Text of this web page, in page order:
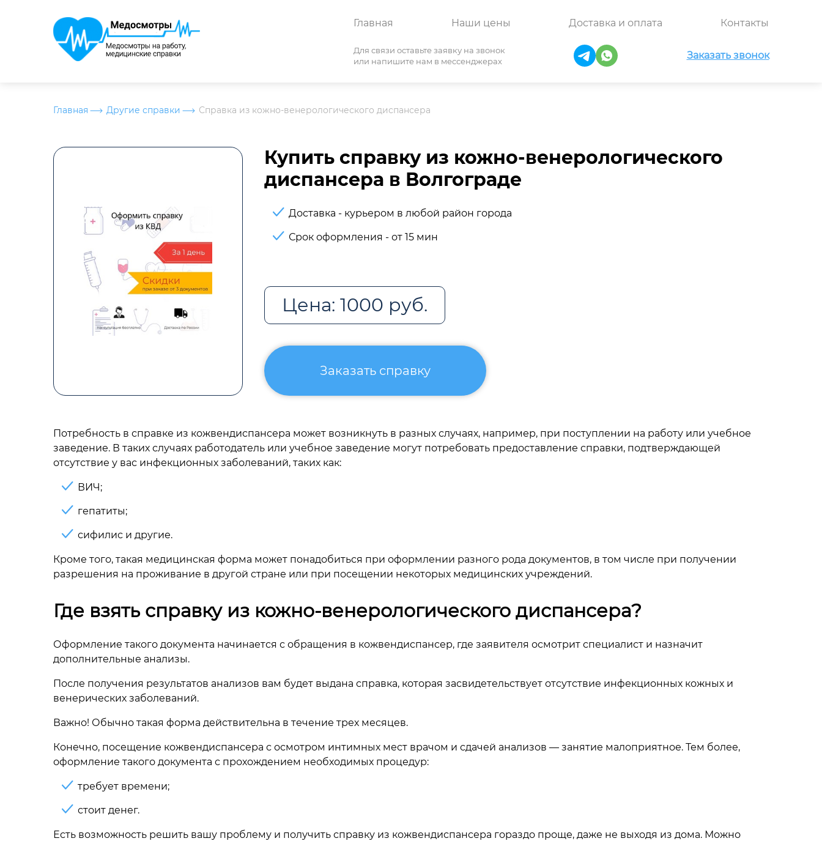
Главная Наши цены Доставка и оплата Контакты
Для связи оставьте заявку на звонок
или напишите нам в мессенджерах
Заказать звонок
Главная Другие справки Справка из кожно-венерологического диспансера
Купить справку из кожно-венерологического
диспансера в Волгограде
Доставка - курьером в любой район города
Срок оформления - от 15 мин
Цена: 1000 руб.
Заказать справку
Потребность в справке из кожвендиспансера может возникнуть в разных случаях, например, при поступлении на работу или учебное
заведение. В таких случаях работодатель или учебное заведение могут потребовать предоставление справки, подтверждающей
отсутствие у вас инфекционных заболеваний, таких как:
ВИЧ;
гепатиты;
сифилис и другие.
Кроме того, такая медицинская форма может понадобиться при оформлении разного рода документов, в том числе при получении
разрешения на проживание в другой стране или при посещении некоторых медицинских учреждений.
Где взять справку из кожно-венерологического диспансера?
Оформление такого документа начинается с обращения в кожвендиспансер, где заявителя осмотрит специалист и назначит
дополнительные анализы.
После получения результатов анализов вам будет выдана справка, которая засвидетельствует отсутствие инфекционных кожных и
венерических заболеваний.
Важно! Обычно такая форма действительна в течение трех месяцев.
Конечно, посещение кожвендиспансера с осмотром интимных мест врачом и сдачей анализов — занятие малоприятное. Тем более,
оформление такого документа с прохождением необходимых процедур:
требует времени;
стоит денег.
Есть возможность решить вашу проблему и получить справку из кожвендиспансера гораздо проще, даже не выходя из дома. Можно